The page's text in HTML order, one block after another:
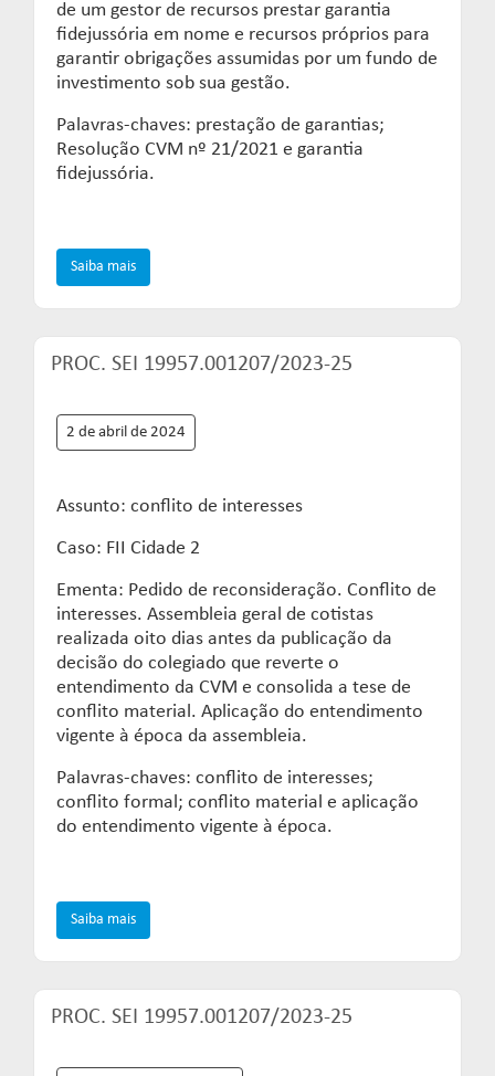
de um gestor de recursos prestar garantia
fidejussória em nome e recursos próprios para
garantir obrigações assumidas por um fundo de
investimento sob sua gestão.
Palavras-chaves: prestação de garantias;
Resolução CVM nº 21/2021 e garantia
fidejussória.
Saiba mais
PROC. SEI 19957.001207/2023-25
2 de abril de 2024
Assunto: conflito de interesses
Caso: FII Cidade 2
Ementa: Pedido de reconsideração. Conflito de
interesses. Assembleia geral de cotistas
realizada oito dias antes da publicação da
decisão do colegiado que reverte o
entendimento da CVM e consolida a tese de
conflito material. Aplicação do entendimento
vigente à época da assembleia.
Palavras-chaves: conflito de interesses;
conflito formal; conflito material e aplicação
do entendimento vigente à época.
Saiba mais
PROC. SEI 19957.001207/2023-25